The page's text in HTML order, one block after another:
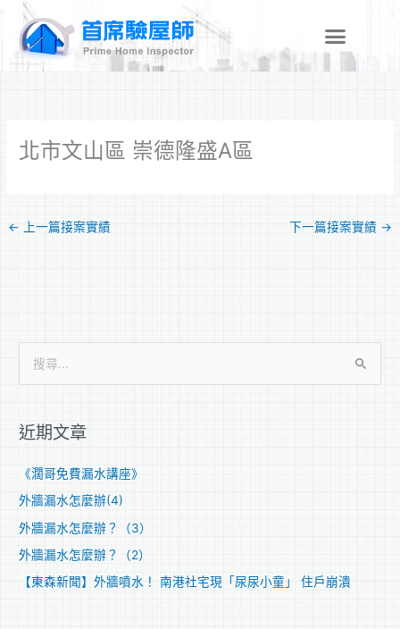
北市文山區 崇德隆盛A區
← 上一篇接案實績 下一篇接案實績 →
鍵
近期文章
《濶哥免費漏水講座》
外牆漏水怎麼辦(4)
外牆漏水怎麼辦？（3）
外牆漏水怎麼辦？（2）
【東森新聞】外牆噴水！ 南港社宅現「尿尿小童」 住戶崩潰